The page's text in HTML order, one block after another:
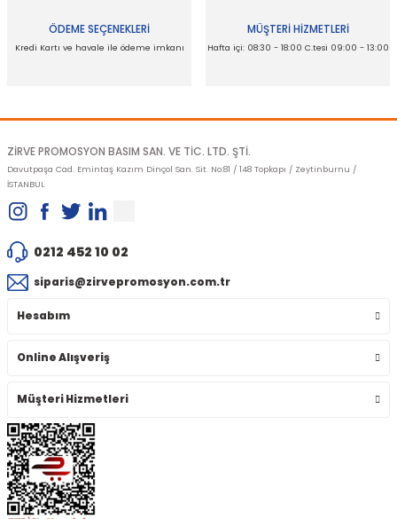
ÖDEME SEÇENEKLERİ
Kredi Kartı ve havale ile ödeme imkanı
MÜŞTERİ HİZMETLERİ
Hafta içi: 08:30 - 18:00 C.tesi 09:00 - 13:00
ZİRVE PROMOSYON BASIM SAN. VE TİC. LTD. ŞTİ.
Davutpaşa Cad. Emintaş Kazım Dinçol San. Sit. No:81 / 148 Topkapı / Zeytinburnu /
İSTANBUL
0212 452 10 02
siparis@zirvepromosyon.com.tr
Hesabım
Online Alışveriş
Müşteri Hizmetleri